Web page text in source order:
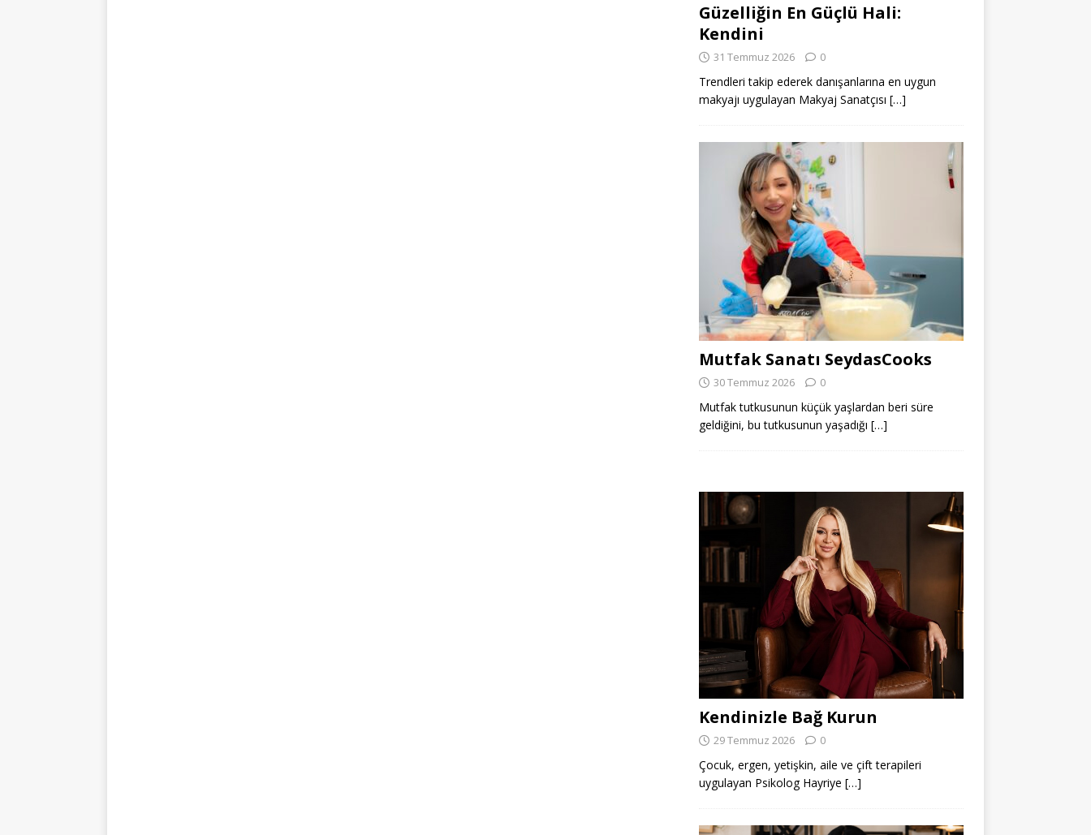
Güzelliğin En Güçlü Hali:
Kendini
31 Temmuz 2026 0
Trendleri takip ederek danışanlarına en uygun
makyajı uygulayan Makyaj Sanatçısı […]
Mutfak Sanatı SeydasCooks
30 Temmuz 2026 0
Mutfak tutkusunun küçük yaşlardan beri süre
geldiğini, bu tutkusunun yaşadığı […]
Kendinizle Bağ Kurun
29 Temmuz 2026 0
Çocuk, ergen, yetişkin, aile ve çift terapileri
uygulayan Psikolog Hayriye […]